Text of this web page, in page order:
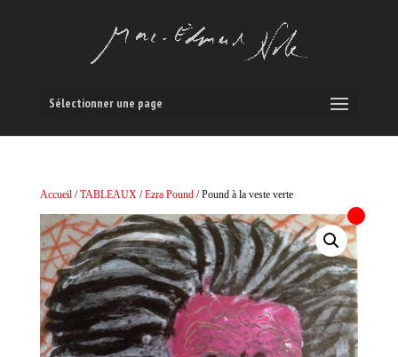
Sélectionner une page
Accueil/TABLEAUX/Ezra Pound/ Pound à la veste verte